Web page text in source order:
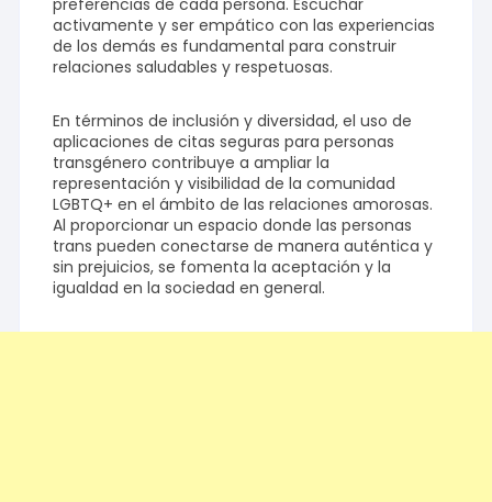
preferencias de cada persona. Escuchar
activamente y ser empático con las experiencias
de los demás es fundamental para construir
relaciones saludables y respetuosas.
En términos de inclusión y diversidad, el uso de
aplicaciones de citas seguras para personas
transgénero contribuye a ampliar la
representación y visibilidad de la comunidad
LGBTQ+ en el ámbito de las relaciones amorosas.
Al proporcionar un espacio donde las personas
trans pueden conectarse de manera auténtica y
sin prejuicios, se fomenta la aceptación y la
igualdad en la sociedad en general.